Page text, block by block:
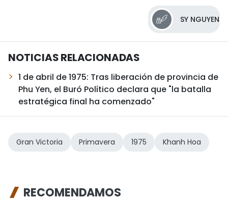
SY NGUYEN
NOTICIAS RELACIONADAS
1 de abril de 1975: Tras liberación de provincia de
Phu Yen, el Buró Político declara que "la batalla
estratégica final ha comenzado"
Gran Victoria Primavera 1975 Khanh Hoa
RECOMENDAMOS